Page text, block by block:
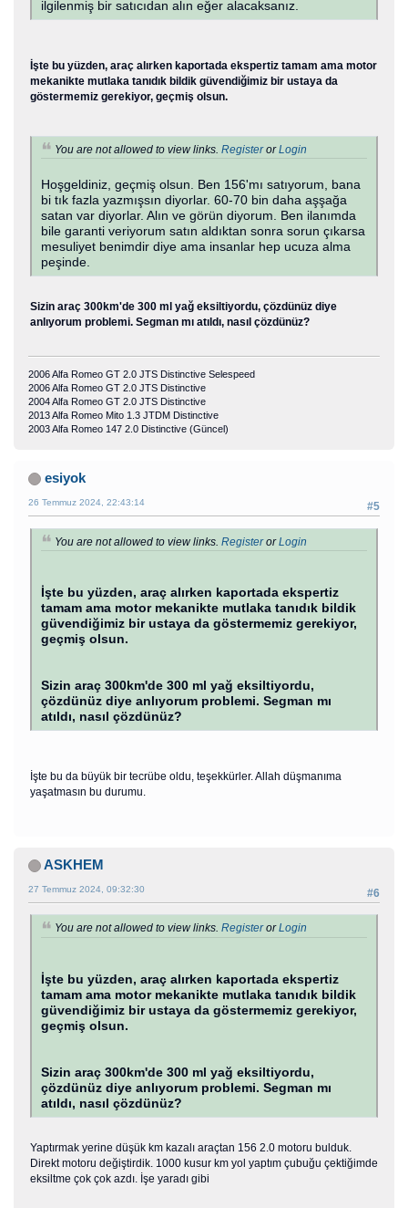
ilgilenmiş bir satıcıdan alın eğer alacaksanız.
İşte bu yüzden, araç alırken kaportada ekspertiz tamam ama motor
mekanikte mutlaka tanıdık bildik güvendiğimiz bir ustaya da
göstermemiz gerekiyor, geçmiş olsun.
You are not allowed to view links. RegisterorLogin
Hoşgeldiniz, geçmiş olsun. Ben 156'mı satıyorum, bana
bi tık fazla yazmışsın diyorlar. 60-70 bin daha aşşağa
satan var diyorlar. Alın ve görün diyorum. Ben ilanımda
bile garanti veriyorum satın aldıktan sonra sorun çıkarsa
mesuliyet benimdir diye ama insanlar hep ucuza alma
peşinde.
Sizin araç 300km'de 300 ml yağ eksiltiyordu, çözdünüz diye
anlıyorum problemi. Segman mı atıldı, nasıl çözdünüz?
2006 Alfa Romeo GT 2.0 JTS Distinctive Selespeed
2006 Alfa Romeo GT 2.0 JTS Distinctive
2004 Alfa Romeo GT 2.0 JTS Distinctive
2013 Alfa Romeo Mito 1.3 JTDM Distinctive
2003 Alfa Romeo 147 2.0 Distinctive (Güncel)
esiyok
#5
26 Temmuz 2024, 22:43:14
You are not allowed to view links. RegisterorLogin
İşte bu yüzden, araç alırken kaportada ekspertiz
tamam ama motor mekanikte mutlaka tanıdık bildik
güvendiğimiz bir ustaya da göstermemiz gerekiyor,
geçmiş olsun.
Sizin araç 300km'de 300 ml yağ eksiltiyordu,
çözdünüz diye anlıyorum problemi. Segman mı
atıldı, nasıl çözdünüz?
İşte bu da büyük bir tecrübe oldu, teşekkürler. Allah düşmanıma
yaşatmasın bu durumu.
ASKHEM
#6
27 Temmuz 2024, 09:32:30
You are not allowed to view links. RegisterorLogin
İşte bu yüzden, araç alırken kaportada ekspertiz
tamam ama motor mekanikte mutlaka tanıdık bildik
güvendiğimiz bir ustaya da göstermemiz gerekiyor,
geçmiş olsun.
Sizin araç 300km'de 300 ml yağ eksiltiyordu,
çözdünüz diye anlıyorum problemi. Segman mı
atıldı, nasıl çözdünüz?
Yaptırmak yerine düşük km kazalı araçtan 156 2.0 motoru bulduk.
Direkt motoru değiştirdik. 1000 kusur km yol yaptım çubuğu çektiğimde
eksiltme çok çok azdı. İşe yaradı gibi